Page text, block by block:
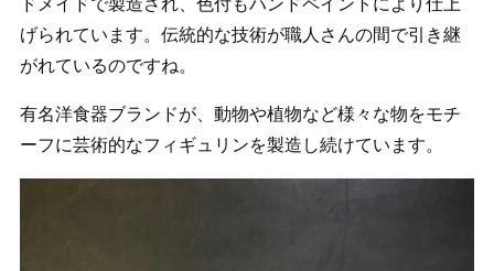
ドメイドで製造され、色付もハンドペイントにより仕上
げられています。伝統的な技術が職人さんの間で引き継
がれているのですね。
有名洋食器ブランドが、動物や植物など様々な物をモチ
ーフに芸術的なフィギュリンを製造し続けています。